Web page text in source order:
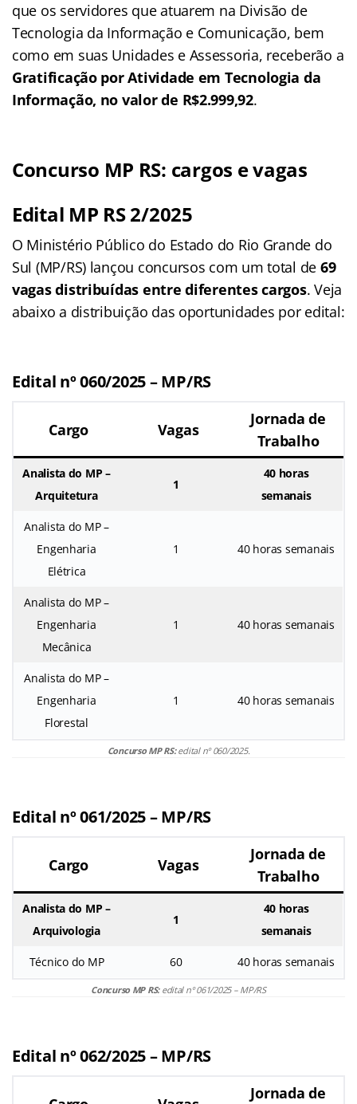
que os servidores que atuarem na Divisão de
Tecnologia da Informação e Comunicação, bem
como em suas Unidades e Assessoria, receberão a
Gratificação por Atividade em Tecnologia da
Informação, no valor de R$2.999,92.
Concurso MP RS: cargos e vagas
Edital MP RS 2/2025
O Ministério Público do Estado do Rio Grande do
Sul (MP/RS) lançou concursos com um total de 69
vagas distribuídas entre diferentes cargos. Veja
abaixo a distribuição das oportunidades por edital:
Edital nº 060/2025 – MP/RS
Cargo Vagas
Jornada de
Trabalho
Analista do MP –
Arquitetura
1
40 horas
semanais
Analista do MP –
Engenharia
Elétrica
1 40 horas semanais
Analista do MP –
Engenharia
Mecânica
1 40 horas semanais
Analista do MP –
Engenharia
Florestal
1 40 horas semanais
Concurso MP RS:edital nº 060/2025.
Edital nº 061/2025 – MP/RS
Cargo Vagas
Jornada de
Trabalho
Analista do MP –
Arquivologia
1
40 horas
semanais
Técnico do MP 60 40 horas semanais
Concurso MP RS: edital nº 061/2025 – MP/RS
Edital nº 062/2025 – MP/RS
Jornada de